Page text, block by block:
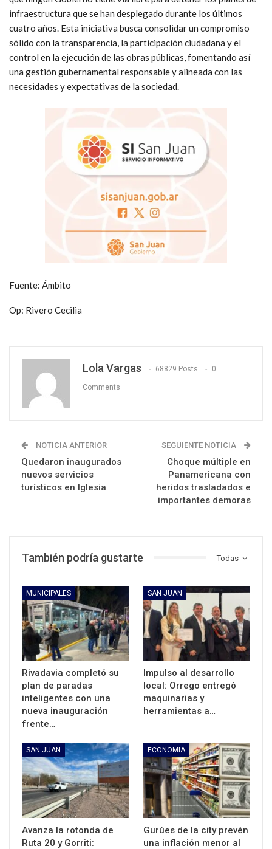
infraestructura que se han desplegado durante los últimos
cuatro años. Esta iniciativa busca consolidar un compromiso
sólido con la transparencia, la participación ciudadana y el
control en la ejecución de las obras públicas, fomentando así
una gestión gubernamental responsable y alineada con las
necesidades y expectativas de la sociedad.
Fuente: Ámbito
Op: Rivero Cecilia
Lola Vargas 68829 Posts 0
Comments
NOTICIA ANTERIOR
Quedaron inaugurados
nuevos servicios
turísticos en Iglesia
SEGUIENTE NOTICIA
Choque múltiple en
Panamericana con
heridos trasladados e
importantes demoras
Todas
También podría gustarte
MUNICIPALES
Rivadavia completó su
plan de paradas
inteligentes con una
nueva inauguración
frente…
SAN JUAN
Impulso al desarrollo
local: Orrego entregó
maquinarias y
herramientas a…
SAN JUAN
Avanza la rotonda de
Ruta 20 y Gorriti:
ECONOMIA
Gurúes de la city prevén
una inflación menor al